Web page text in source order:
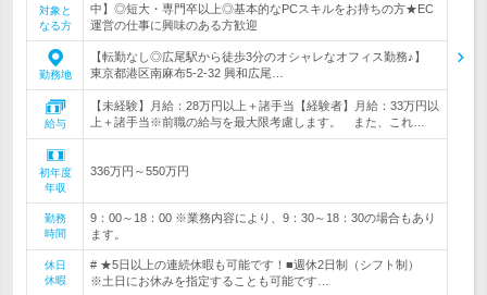
対象と
なる方
中】◎短大・専門卒以上◎基本的なPCスキルをお持ちの方★EC
運営の仕事に興味のある方歓迎
勤務地
【転勤なし◎広尾駅から徒歩3分のオシャレなオフィス勤務♪】
東京都港区南麻布5-2-32 興和広尾…
給与
【未経験】月給：28万円以上＋諸手当【経験者】月給：33万円以
上＋諸手当※前職の給与を最大限考慮します。 また、これ…
初年度
年収
336万円～550万円
勤務
時間
9：00～18：00 ※業務内容により、9：30～18：30の場合もあり
ます。
休日
休暇
# ★5日以上の連続休暇も可能です！■週休2日制（シフト制）
※土日にお休みを指定することも可能です…